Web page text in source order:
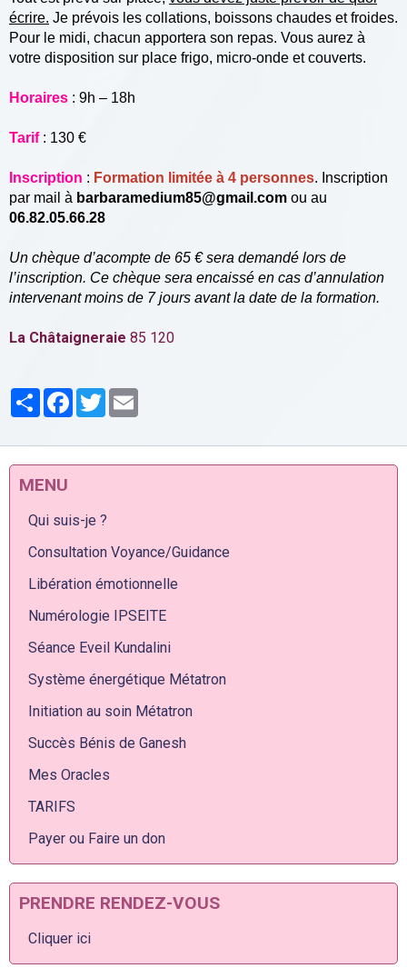
écrire. Je prévois les collations, boissons chaudes et froides.
Pour le midi, chacun apportera son repas. Vous aurez à
votre disposition sur place frigo, micro-onde et couverts.
Horaires : 9h – 18h
Tarif: 130 €
Inscription : Formation limitée à 4 personnes. Inscription
par mail à barbaramedium85@gmail.com ou au
06.82.05.66.28
Un chèque d’acompte de 65 € sera demandé lors de
l’inscription. Ce chèque sera encaissé en cas d’annulation
intervenant moins de 7 jours avant la date de la formation.
La Châtaigneraie 85 120
PartagerFacebook
Twitter
MENU
Qui suis-je ?
Consultation Voyance/Guidance
Libération émotionnelle
Numérologie IPSEITE
Séance Eveil Kundalini
Système énergétique Métatron
Initiation au soin Métatron
Succès Bénis de Ganesh
Mes Oracles
TARIFS
Payer ou Faire un don
PRENDRE RENDEZ-VOUS
Cliquer ici